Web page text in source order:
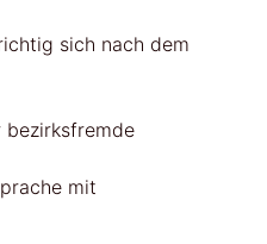
sich nach dem
bezirksfremde
mit